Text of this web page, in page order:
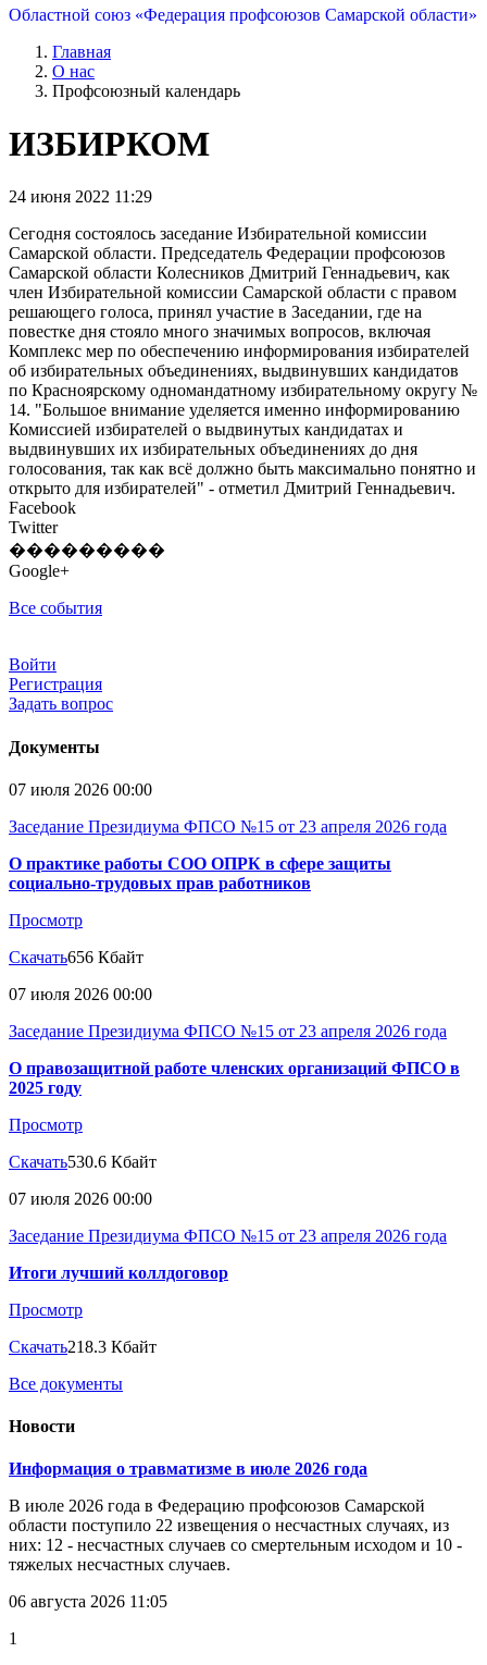
Областной союз «Федерация профсоюзов Самарской области»
Главная
О нас
Профсоюзный календарь
ИЗБИРКОМ
24 июня 2022 11:29
Сегодня состоялось заседание Избирательной комиссии
Самарской области. Председатель Федерации профсоюзов
Самарской области Колесников Дмитрий Геннадьевич, как
член Избирательной комиссии Самарской области с правом
решающего голоса, принял участие в Заседании, где на
повестке дня стояло много значимых вопросов, включая
Комплекс мер по обеспечению информирования избирателей
об избирательных объединениях, выдвинувших кандидатов
по Красноярскому одномандатному избирательному округу №
14. "Большое внимание уделяется именно информированию
Комиссией избирателей о выдвинутых кандидатах и
выдвинувших их избирательных объединениях до дня
голосования, так как всё должно быть максимально понятно и
открыто для избирателей" - отметил Дмитрий Геннадьевич.
Facebook
Twitter
���������
Google+
Все события
Войти
Регистрация
Задать вопрос
Документы
07 июля 2026 00:00
Заседание Президиума ФПСО №15 от 23 апреля 2026 года
О практике работы СОО ОПРК в сфере защиты
социально-трудовых прав работников
Просмотр
Скачать656 Кбайт
07 июля 2026 00:00
Заседание Президиума ФПСО №15 от 23 апреля 2026 года
О правозащитной работе членских организаций ФПСО в
2025 году
Просмотр
Скачать530.6 Кбайт
07 июля 2026 00:00
Заседание Президиума ФПСО №15 от 23 апреля 2026 года
Итоги лучший коллдоговор
Просмотр
Скачать218.3 Кбайт
Все документы
Новости
Информация о травматизме в июле 2026 года
В июле 2026 года в Федерацию профсоюзов Самарской
области поступило 22 извещения о несчастных случаях, из
них: 12 - несчастных случаев со смертельным исходом и 10 -
тяжелых несчастных случаев.
06 августа 2026 11:05
1